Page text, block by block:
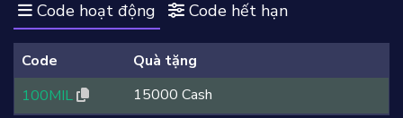
Code hoạt động Code hết hạn
Code
Quà tặng
100MIL
15000 Cash